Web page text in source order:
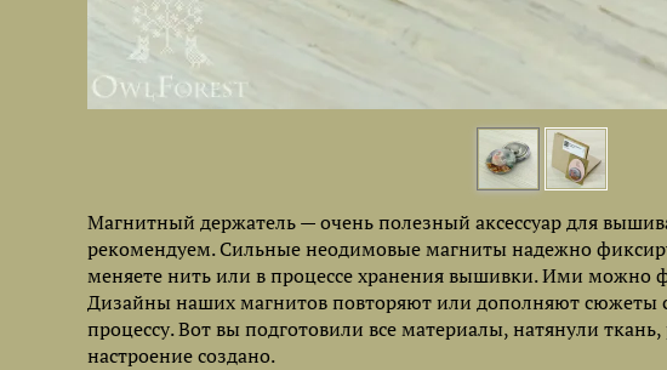
Магнитный держатель — очень полезный аксессуар для
рекомендуем. Сильные неодимовые магниты надежно
меняете нить или в процессе хранения вышивки. Ими можно
Дизайны наших магнитов повторяют или дополняют
процессу. Вот вы подготовили все материалы, натянули
настроение создано.